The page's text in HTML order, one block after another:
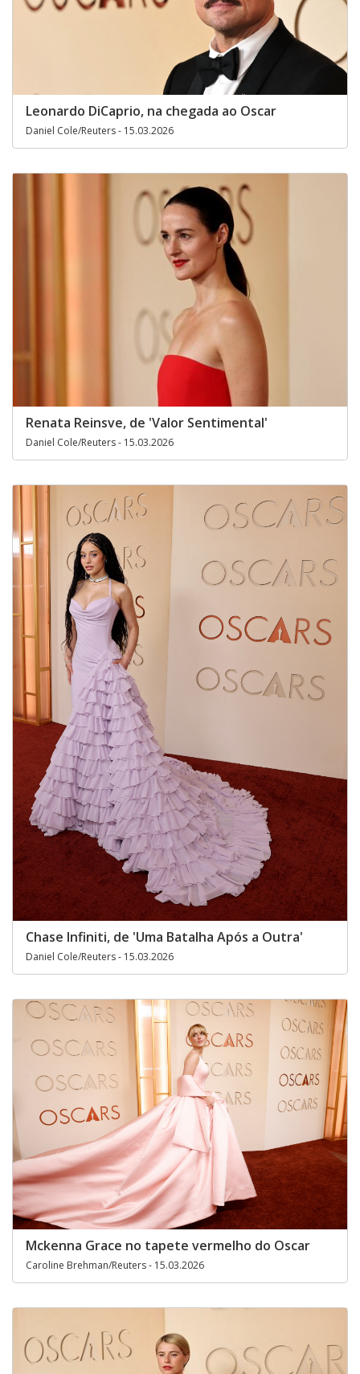
Leonardo DiCaprio, na chegada ao Oscar
Daniel Cole/Reuters - 15.03.2026
Renata Reinsve, de 'Valor Sentimental'
Daniel Cole/Reuters - 15.03.2026
Chase Infiniti, de 'Uma Batalha Após a Outra'
Daniel Cole/Reuters - 15.03.2026
Mckenna Grace no tapete vermelho do Oscar
Caroline Brehman/Reuters - 15.03.2026